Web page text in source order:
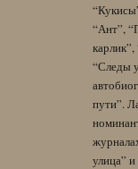
“Ант”,
“Следы
пути”.
улица”